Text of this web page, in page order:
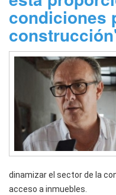
condiciones
dinamizar el sector de la
acceso a inmuebles.